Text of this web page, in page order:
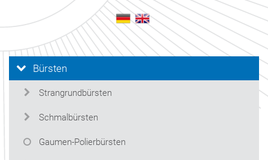
Bürsten
Strangrundbürsten
Schmalbürsten
Gaumen-Polierbürsten